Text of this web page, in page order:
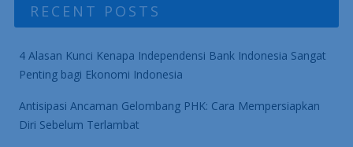
RECENT POSTS
4 Alasan Kunci Kenapa Independensi Bank Indonesia Sangat
Penting bagi Ekonomi Indonesia
Antisipasi Ancaman Gelombang PHK: Cara Mempersiapkan
Diri Sebelum Terlambat